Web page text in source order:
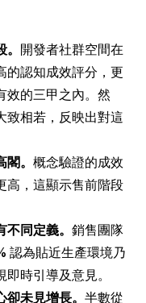
開發者社群空間在
的認知成效評分，更
效的三甲之內。然
致相若，反映出對這
。 概念驗證的成效
高，這顯示售前階段
同定義。 銷售團隊
認為貼近生產環境乃
時引導及意見。
未見增長。 半數從